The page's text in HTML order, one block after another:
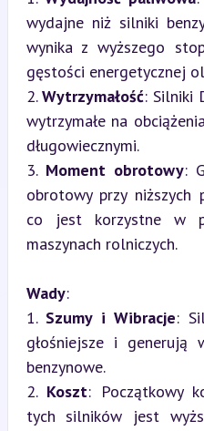
wydajne niż silniki
wynika z wyższego
gęstości energetycznej
2. Wytrzymałość: Silniki
wytrzymałe na
długowiecznymi.
3. Moment obrotowy:
obrotowy przy niższych
co jest korzystne w
maszynach rolniczych.
Wady:
1. Szumy i Wibracje:
głośniejsze i generują
benzynowe.
2. Koszt: Początkowy
tych silników jest